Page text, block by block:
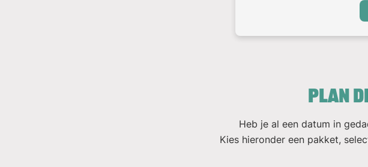
Plan
Heb je al een datum in
Kies hieronder een pakket,